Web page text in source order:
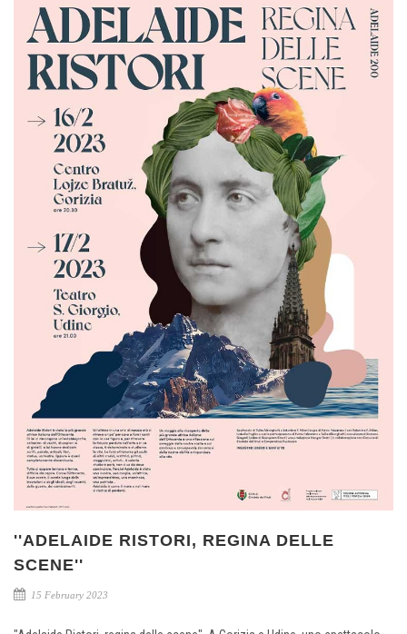
''ADELAIDE RISTORI, REGINA DELLE
SCENE''
15 February 2023